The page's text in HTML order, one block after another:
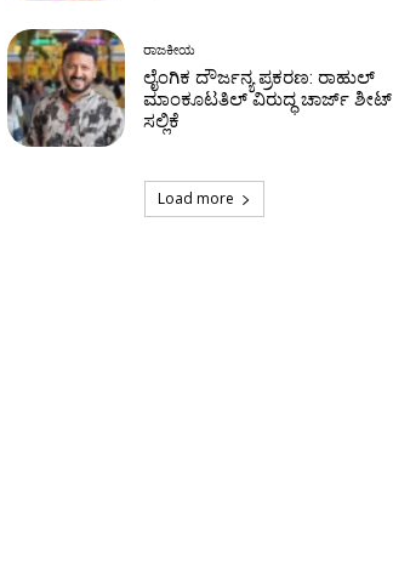
ರಾಜಕೀಯ
ಲೈಂಗಿಕ ದೌರ್ಜನ್ಯ ಪ್ರಕರಣ: ರಾಹುಲ್
ಮಾಂಕೂಟತಿಲ್ ವಿರುದ್ಧ ಚಾರ್ಜ್ ಶೀಟ್
ಸಲ್ಲಿಕೆ
Load more